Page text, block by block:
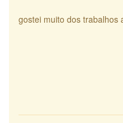
gostei muito dos trabalhos